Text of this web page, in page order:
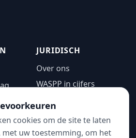
JURIDISCH
Over ons
WASPP in cijfers
Privacybeleid
Gebruiksvoorwaarden
cookies om de site te laten
met uw toestemming, om het